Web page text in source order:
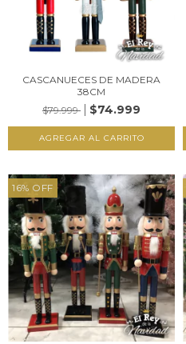
CASCANUECES DE MADERA
38CM
$79.999
$74.999
16% OFF